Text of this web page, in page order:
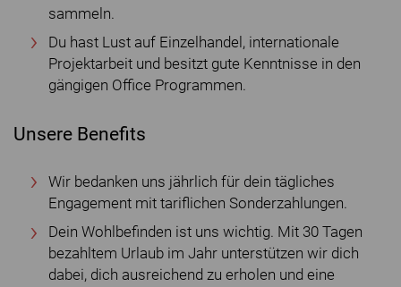
sammeln.
Du hast Lust auf Einzelhandel, internationale
Projektarbeit und besitzt gute Kenntnisse in den
gängigen Office Programmen.
Unsere Benefits
Wir bedanken uns jährlich für dein tägliches
Engagement mit tariflichen Sonderzahlungen.
Dein Wohlbefinden ist uns wichtig. Mit 30 Tagen
bezahltem Urlaub im Jahr unterstützen wir dich
dabei, dich ausreichend zu erholen und eine